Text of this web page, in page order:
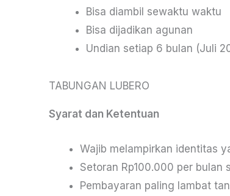
Bisa diambil sewaktu waktu
Bisa dijadikan agunan
Undian setiap 6 bulan (Juli
TABUNGAN LUBERO
Syarat dan Ketentuan
Wajib melampirkan identitas
Setoran Rp100.000 per bulan
Pembayaran paling lambat